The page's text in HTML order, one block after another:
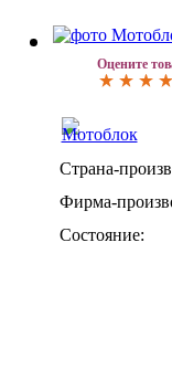
Оцените
Страна-
Фирма-
Состояние: